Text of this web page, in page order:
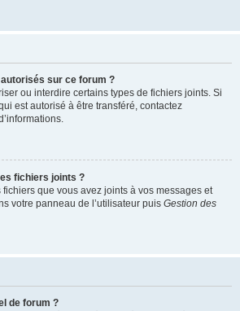
sur ce forum ?
ou interdire certains types de fichiers joints. Si
est autorisé à être transféré, contactez
fichiers joints ?
que vous avez joints à vos messages et
votre panneau de l’utilisateur puis Gestion des
de forum ?